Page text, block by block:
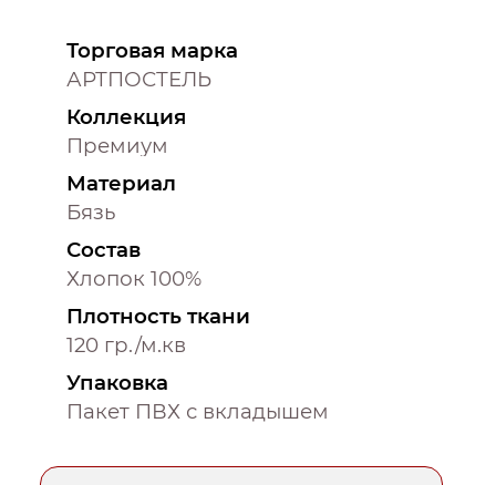
Торговая марка
АРТПОСТЕЛЬ
Коллекция
Премиум
Материал
Бязь
Состав
Хлопок 100%
Плотность ткани
120 гр./м.кв
Упаковка
Пакет ПВХ с вкладышем